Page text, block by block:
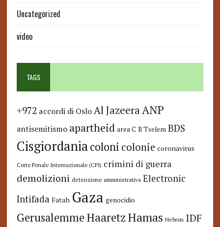
Uncategorized
video
TAGS
+972 accordi di Oslo Al JazeeraANP
antisemitismo apartheid area C B'Tselem BDS
Cisgiordaniacoloni colonie coronavirus
Corte Penale Internazionale (CPI) crimini di guerra
demolizioni detenzione amministrativa Electronic
Intifada Fatah Gaza genocidio
GerusalemmeHaaretzHamas Hebron IDF